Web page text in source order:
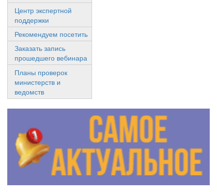
Центр экспертной
поддержки
Рекомендуем посетить
Заказать запись
прошедшего вебинара
Планы проверок
министерств и
ведомств